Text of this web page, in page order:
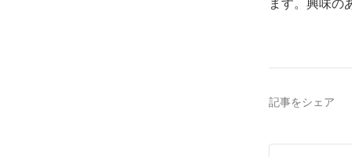
記事をシェア